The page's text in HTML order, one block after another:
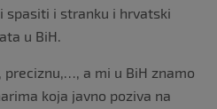
spasiti i stranku i hrvatski
u BiH.
a mi u BiH znamo
koja javno poziva na